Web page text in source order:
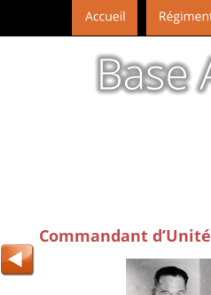
Commandant d’Unité